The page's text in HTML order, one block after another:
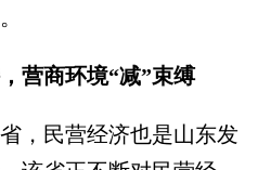
商环境“减”束缚
民营经济也是山东发